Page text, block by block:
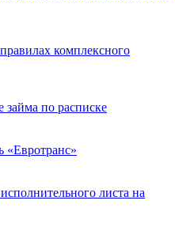
комплексного
по расписке
«Евротранс»
листа на